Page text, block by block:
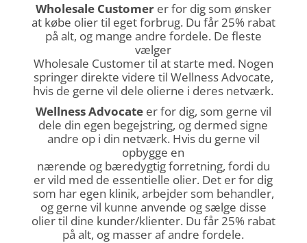
Wholesale Customerer for dig som ønsker
at købe olier til eget forbrug. Du får 25% rabat
på alt, og mange andre fordele. De fleste
vælger
Wholesale Customer til at starte med. Nogen
springer direkte videre til Wellness Advocate,
hvis de gerne vil dele olierne i deres netværk.
Wellness Advocate er for dig, som gerne vil
dele din egen begejstring, og dermed signe
andre op i din netværk. Hvis du gerne vil
opbygge en
nærende og bæredygtig forretning, fordi du
er vild med de essentielle olier. Det er for dig
som har egen klinik, arbejder som behandler,
og gerne vil kunne anvende og sælge disse
olier til dine kunder/klienter. Du får 25% rabat
på alt, og masser af andre fordele.